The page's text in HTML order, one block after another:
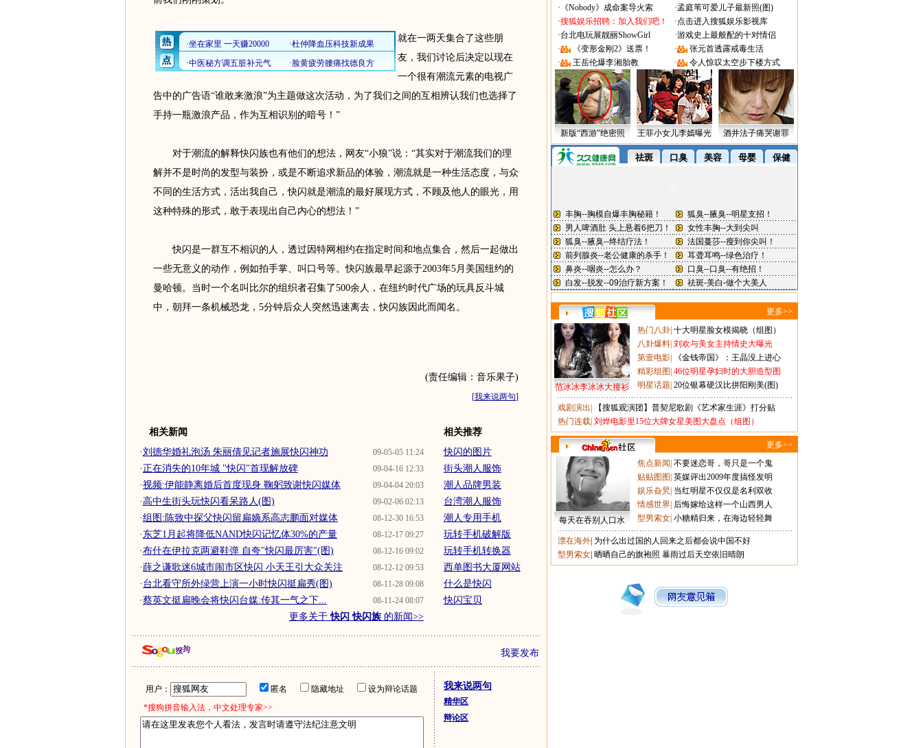
就在一两天集合了这些朋
友，我们讨论后决定以现在
一个很有潮流元素的电视广
告中的广告语“谁敢来激浪”为主题做这次活动，为了我们之间的互相辨认我们也选择了
手持一瓶激浪产品，作为互相识别的暗号！”
对于潮流的解释快闪族也有他们的想法，网友“小狼”说：“其实对于潮流我们的理
解并不是时尚的发型与装扮，或是不断追求新品的体验，潮流就是一种生活态度，与众
不同的生活方式，活出我自己，快闪就是潮流的最好展现方式，不顾及他人的眼光，用
这种特殊的形式，敢于表现出自己内心的想法！”
快闪是一群互不相识的人，透过因特网相约在指定时间和地点集合，然后一起做出
一些无意义的动作，例如拍手掌、叫口号等。快闪族最早起源于2003年5月美国纽约的
曼哈顿。当时一个名叫比尔的组织者召集了500余人，在纽约时代广场的玩具反斗城
中，朝拜一条机械恐龙，5分钟后众人突然迅速离去，快闪族因此而闻名。
(责任编辑：音乐果子)
[我来说两句]
相关新闻
09-05-05 11:24
·刘德华婚礼泡汤 朱丽倩见记者施展快闪神功
09-04-16 12:33
· 正在消失的10年城 "快闪"首现解放碑
09-04-04 20:03
·视频:伊能静离婚后首度现身 鞠躬致谢快闪媒体
09-02-06 02:13
·高中生街头玩快闪看呆路人(图)
08-12-30 16:53
·组图:陈致中探父快闪留扁嫡系高志鹏面对媒体
08-12-17 09:27
· 东芝1月起将降低NAND快闪记忆体30%的产量
08-12-16 09:02
·布什在伊拉克两避鞋弹 自夸"快闪最厉害"(图)
08-12-12 09:53
·薛之谦歌迷6城市闹市区快闪 小天王引大众关注
08-11-28 09:08
· 台北看守所外绿营上演一小时快闪挺扁秀(图)
08-11-24 08:07
·蔡英文挺扁晚会将快闪台媒:传其一气之下...
更多关于快闪 快闪族 的新闻>>
相关推荐
快闪的图片
街头潮人服饰
潮人品牌男装
台湾潮人服饰
潮人专用手机
玩转手机破解版
玩转手机转换器
西单图书大厦网站
什么是快闪
快闪宝贝
我要发布
用户： 匿名 隐藏地址
设为辩论话题
*搜狗拼音输入法，中文处理专家>>
我来说两句
精华区
辩论区
· 《Nobody》成命案导火索 ·孟庭苇可爱儿子最新照(图)
·搜狐娱乐招聘：加入我们吧！ ·点击进入搜狐娱乐影视库
·台北电玩展靓丽ShowGirl ·游戏史上最般配的十对情侣
·
《变形金刚2》送票！ ·
张元首透露戒毒生活
·
王岳伦爆李湘胎教 · 令人惊叹太空步下楼方式
新版“西游”绝密照 王菲小女儿李嫣曝光 酒井法子痛哭谢罪
更多>>
范冰冰李冰冰大撞衫
热门八卦 十大明星脸女模揭晓（组图）
八卦爆料 刘欢与美女主持情史大曝光
第壹电影
《金钱帝国》：王晶没上进心
精彩组图 46位明星孕妇时的大胆造型图
明星话题 20位银幕硬汉比拼阳刚美(图)
戏剧演出
【搜狐观演团】普契尼歌剧《艺术家生涯》打分贴
热门连载 刘烨电影里15位大牌女星美图大盘点（组图）
更多>>
每天在吞别人口水
焦点新闻 不要迷恋哥，哥只是一个鬼
贴贴图图 英媒评出2009年度搞怪发明
娱乐旮旯 当红明星不仅仅是名利双收
情感世界 后悔嫁给这样一个山西男人
型男索女 小糖精归来，在海边轻轻舞
漂在海外 为什么出过国的人回来之后都会说中国不好
型男索女 晒晒自己的旗袍照 暴雨过后天空依旧晴朗